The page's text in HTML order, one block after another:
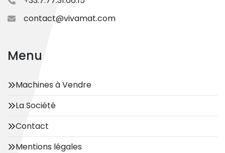
contact@vivamat.com
Menu
Machines à Vendre
La Société
Contact
Mentions légales